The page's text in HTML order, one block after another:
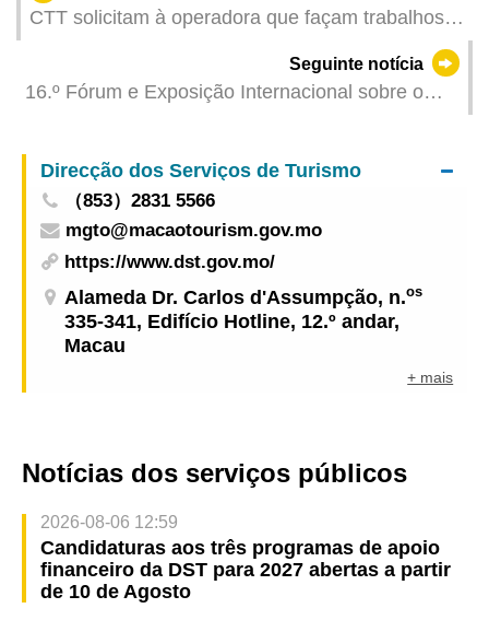
CTT solicitam à operadora que façam trabalhos
adequados no que respeita à cessação da rede
Seguinte notícia
16.º Fórum e Exposição Internacional sobre o
cerca de 70 ministros, batendo um recorde
histórico
Direcção dos Serviços de Turismo
（853）2831 5566
mgto@macaotourism.gov.mo
https://www.dst.gov.mo/
Alameda Dr. Carlos d'Assumpção, n.os
335-341, Edifício Hotline, 12.º andar,
Macau
+ mais
Notícias dos serviços públicos
2026-08-06 12:59
Candidaturas aos três programas de apoio
financeiro da DST para 2027 abertas a partir
de 10 de Agosto